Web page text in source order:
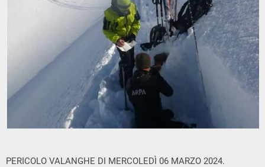
PERICOLO VALANGHE DI MERCOLEDÌ 06 MARZO 2024.